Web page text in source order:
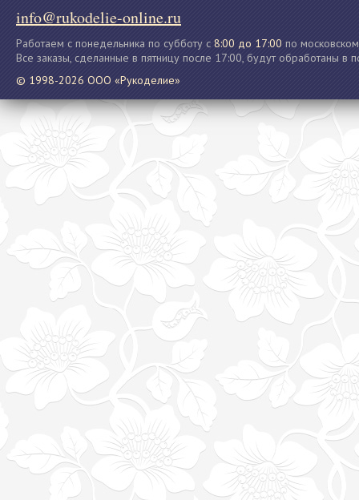
info@rukodelie-online.ru
Работаем с понедельника по субботу с 8:00 до 17:00 по
Все заказы, сделанные в пятницу после 17:00, будут обработаны в
© 1998-2026 ООО «Рукоделие»